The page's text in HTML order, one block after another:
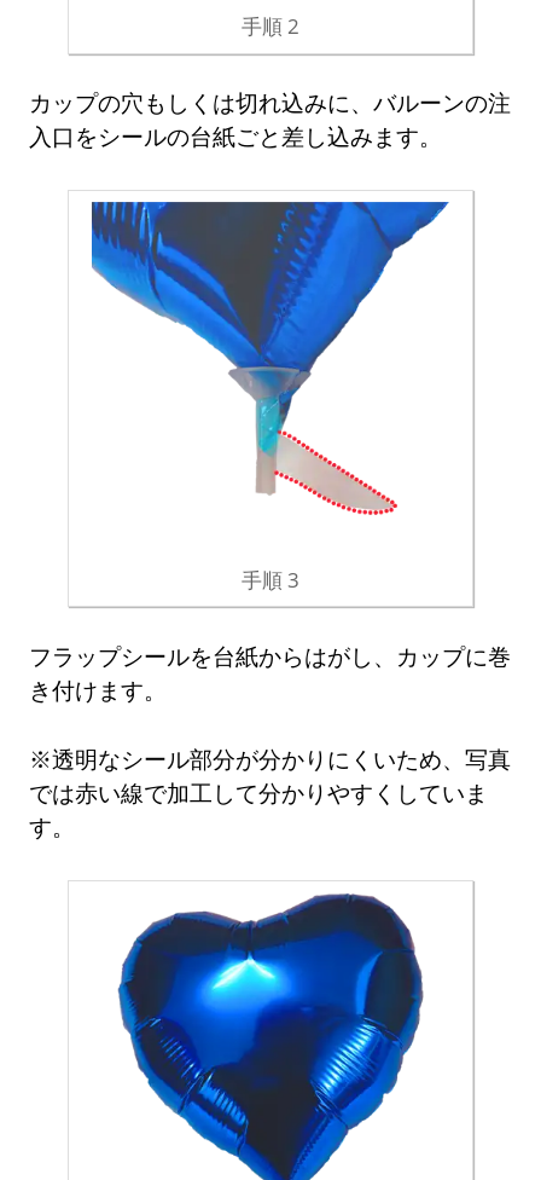
手順 2
カップの穴もしくは切れ込みに、バルーンの注
入口をシールの台紙ごと差し込みます。
手順 3
フラップシールを台紙からはがし、カップに巻
き付けます。
※透明なシール部分が分かりにくいため、写真
では赤い線で加工して分かりやすくしていま
す。